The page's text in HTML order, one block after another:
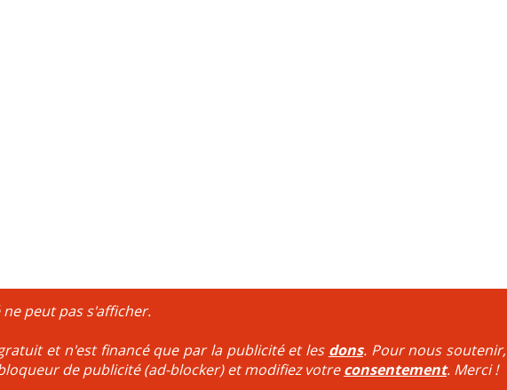
peut pas s'afficher.
et n'est financé que par la publicité et les dons. Pour nous soutenir,
de publicité (ad-blocker) et modifiez votreconsentement. Merci !